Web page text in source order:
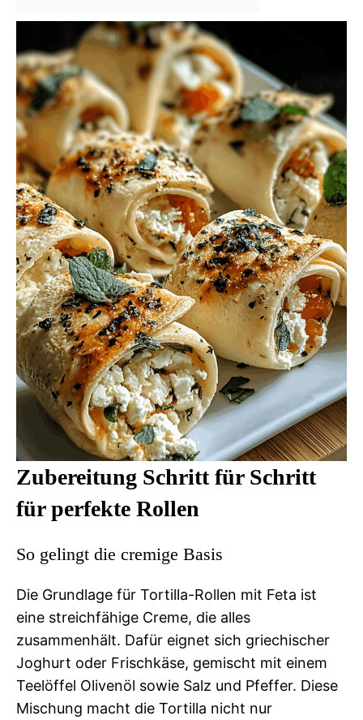
Zubereitung Schritt für Schritt
für perfekte Rollen
So gelingt die cremige Basis
Die Grundlage für Tortilla-Rollen mit Feta ist
eine streichfähige Creme, die alles
zusammenhält. Dafür eignet sich griechischer
Joghurt oder Frischkäse, gemischt mit einem
Teelöffel Olivenöl sowie Salz und Pfeffer. Diese
Mischung macht die Tortilla nicht nur